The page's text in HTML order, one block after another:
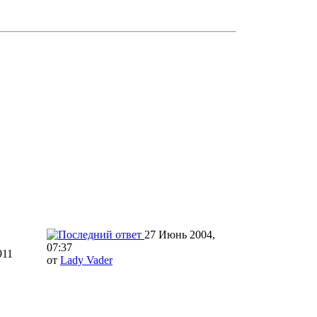
27 Июнь 2004,
07:37
от Lady Vader